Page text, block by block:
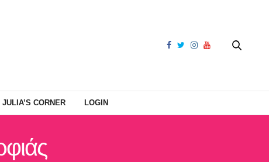
JULIA’S CORNER LOGIN